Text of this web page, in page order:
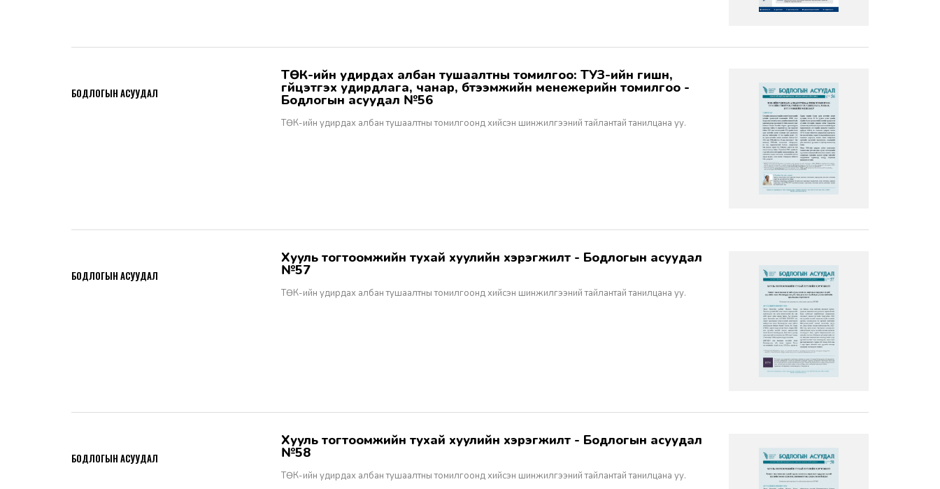
ТӨК-ийн удирдах албан тушаалтны томилгоо: ТУЗ-ийн гишүүн,
гүйцэтгэх удирдлага, чанар, бүтээмжийн менежерийн томилгоо -
Бодлогын асуудал №56
ТӨК-ийн удирдах албан тушаалтны томилгоонд хийсэн шинжилгээний тайлантай танилцана уу.
БОДЛОГЫН АСУУДАЛ
Хууль тогтоомжийн тухай хуулийн хэрэгжилт - Бодлогын асуудал
№57
ТӨК-ийн удирдах албан тушаалтны томилгоонд хийсэн шинжилгээний тайлантай танилцана уу.
БОДЛОГЫН АСУУДАЛ
Хууль тогтоомжийн тухай хуулийн хэрэгжилт - Бодлогын асуудал
№58
ТӨК-ийн удирдах албан тушаалтны томилгоонд хийсэн шинжилгээний тайлантай танилцана уу.
БОДЛОГЫН АСУУДАЛ